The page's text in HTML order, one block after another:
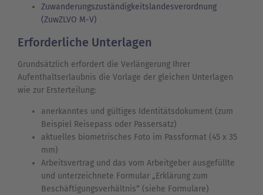
Zuwanderungszuständigkeitslandesverordnung
(ZuwZLVO M-V)
Erforderliche Unterlagen
Grundsätzlich erfordert die Verlängerung Ihrer
Aufenthaltserlaubnis die Vorlage der gleichen Unterlagen
wie zur Ersterteilung:
anerkanntes und gültiges Identitätsdokument (zum
Beispiel Reisepass oder Passersatz)
aktuelles biometrisches Foto im Passformat (45 x 35
mm)
Arbeitsvertrag und das vom Arbeitgeber ausgefüllte
und unterzeichnete Formular „Erklärung zum
Beschäftigungsverhältnis“ (siehe Formulare)